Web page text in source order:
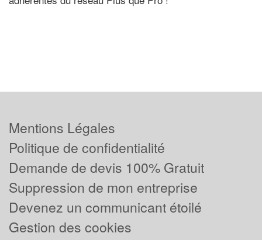
Mentions Légales
Politique de confidentialité
Demande de devis 100% Gratuit
Suppression de mon entreprise
Devenez un communicant étoilé
Gestion des cookies